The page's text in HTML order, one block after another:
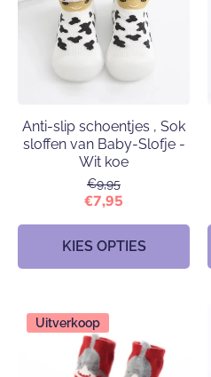
Anti-slip schoentjes , Sok
sloffen van Baby-Slofje -
Wit koe
€9,95
€7,95
KIES OPTIES
Uitverkoop